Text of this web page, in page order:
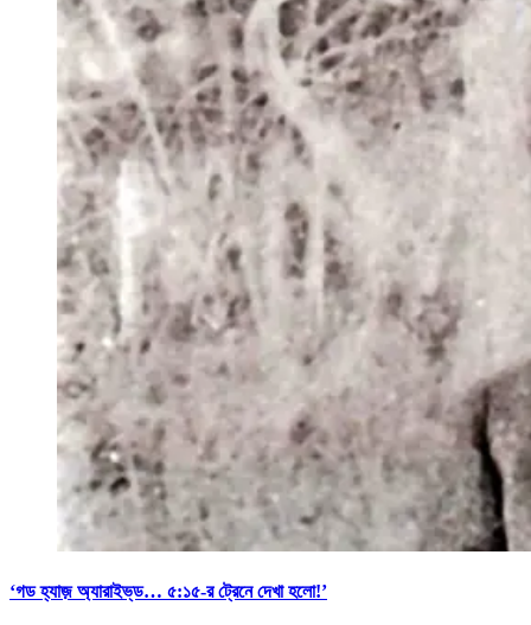
‘গড হ্যাজ় অ্যারাইভ্‌ড… ৫:১৫-র ট্রেনে দেখা হলো!’